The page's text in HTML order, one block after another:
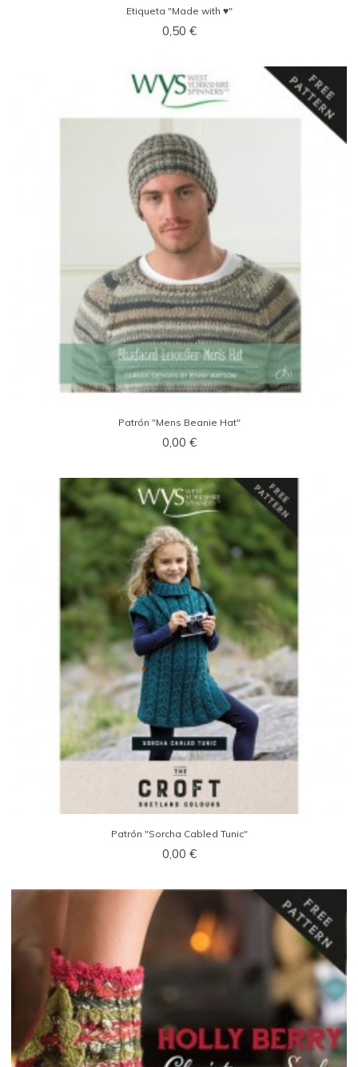
Etiqueta "Made with ♥"
0,50 €
Patrón "Mens Beanie Hat"
0,00 €
Patrón "Sorcha Cabled Tunic"
0,00 €